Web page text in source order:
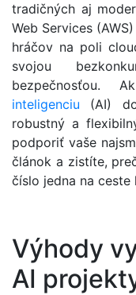
tradičných aj
Web Services
hráčov na poli
svojou
bezpečnosťou.
inteligenciu (AI)
robustný a
podporiť vaše
článok a zistíte,
číslo jedna na
Výhody
AI